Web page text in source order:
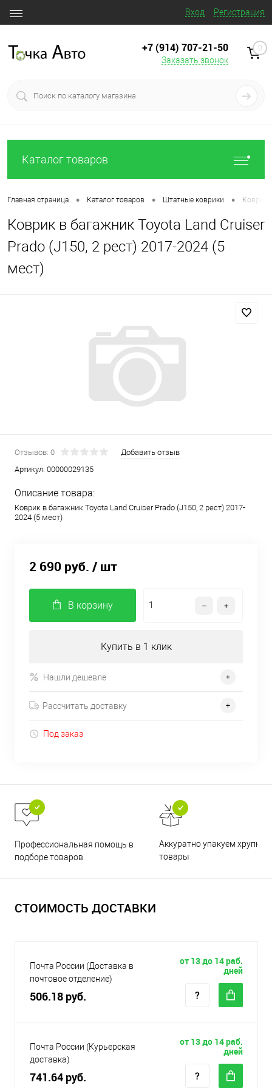
Вход Регистрация
+7 (914) 707‒21‒50
Заказать звонок
0
Каталог товаров
Главная страница • Каталог товаров • Штатные коврики • Коврик
Коврик в багажник Toyota Land Cruiser
Prado (J150, 2 рест) 2017-2024 (5
мест)
Отзывов: 0
Добавить отзыв
Артикул: 00000029135
Описание товара:
Коврик в багажник Toyota Land Cruiser Prado (J150, 2 рест) 2017-
2024 (5 мест)
2 690 руб. / шт
В корзину
Купить в 1 клик
Нашли дешевле
Рассчитать доставку
Под заказ
Профессиональная помощь в
подборе товаров
Аккуратно упакуем хрупкие
товары
СТОИМОСТЬ ДОСТАВКИ
Почта России (Доставка в
почтовое отделение)
506.18 руб.
от 13 до 14 раб.
дней
Почта России (Курьерская
доставка)
741.64 руб.
от 13 до 14 раб.
дней